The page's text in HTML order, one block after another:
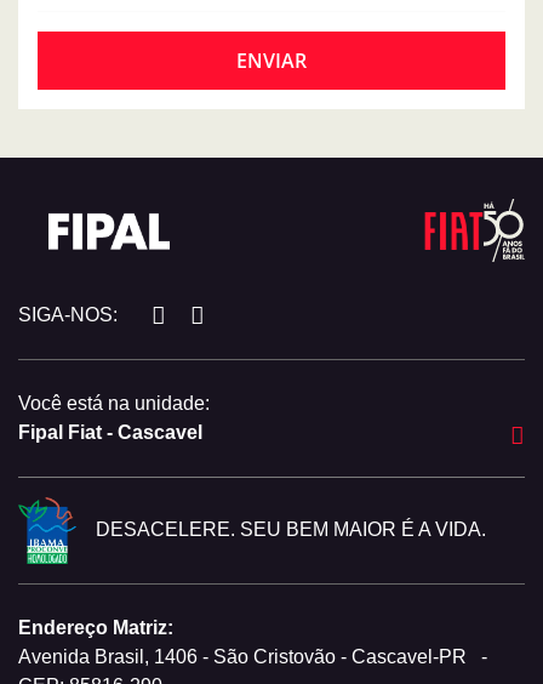
ENVIAR
SIGA-NOS:
Você está na unidade:
Fipal Fiat - Cascavel
DESACELERE. SEU BEM MAIOR É A VIDA.
Endereço Matriz:
Avenida Brasil, 1406 - São Cristovão - Cascavel-PR
-